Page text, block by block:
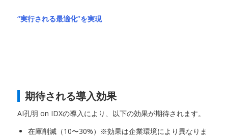
“実行される最適化”を実現
期待される導入効果
AI孔明 on IDXの導入により、以下の効果が期待されます。
在庫削減（10〜30%）※効果は企業環境により異なりま